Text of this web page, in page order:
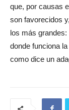
que, por causas
son favorecidos
los más
donde funciona
como dice un